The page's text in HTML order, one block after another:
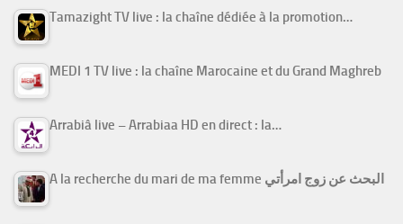
Tamazight TV live : la chaîne dédiée à la promotion…
MEDI 1 TV live : la chaîne Marocaine et du Grand Maghreb
Arrabiâ live – Arrabiaa HD en direct : la…
A la recherche du mari de ma femme البحث عن زوج امرأتي